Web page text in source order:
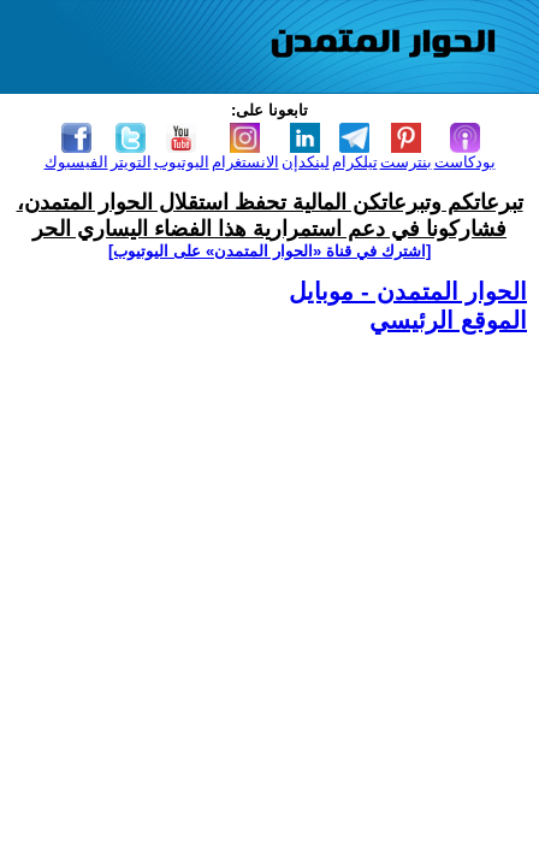
تابعونا على:
الفيسبوك التويتر اليوتيوب الانستغرام لينكدإن تيلكرامبنترست بودكاست
تبرعاتكم وتبرعاتكن المالية تحفظ استقلال الحوار المتمدن،
فشاركونا في دعم استمرارية هذا الفضاء اليساري الحر
[اشترك في قناة ‫«الحوار المتمدن» على اليوتيوب]
الحوار المتمدن - موبايل
الموقع الرئيسي